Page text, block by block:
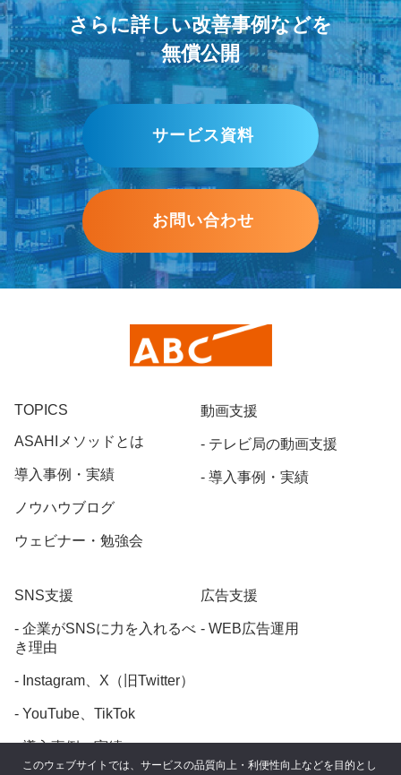
さらに詳しい改善事例などを
無償公開
サービス資料
お問い合わせ
TOPICS
ASAHIメソッドとは
導入事例・実績
ノウハウブログ
ウェビナー・勉強会
SNS支援
企業がSNSに力を入れるべ
き理由
Instagram、X（旧Twitter）
YouTube、TikTok
導入事例・実績
動画支援
テレビ局の動画支援
導入事例・実績
広告支援
WEB広告運用
このウェブサイトでは、サービスの品質向上・利便性向上などを目的とし